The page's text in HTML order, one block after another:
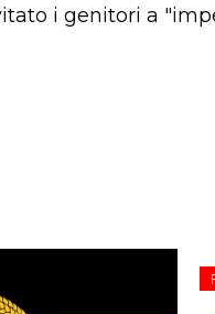
i genitori a